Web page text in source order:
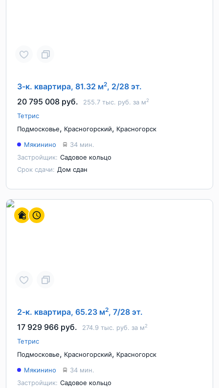
3-к. квартира, 81.32 м2, 2/28 эт.
20 795 008 руб.
255.7 тыс. руб. за м2
Тетрис
Подмосковье, Красногорский, Красногорск
Мякинино
34 мин.
Застройщик: Садовое кольцо
Срок сдачи: Дом сдан
2-к. квартира, 65.23 м2, 7/28 эт.
17 929 966 руб.
274.9 тыс. руб. за м2
Тетрис
Подмосковье, Красногорский, Красногорск
Мякинино
34 мин.
Застройщик: Садовое кольцо